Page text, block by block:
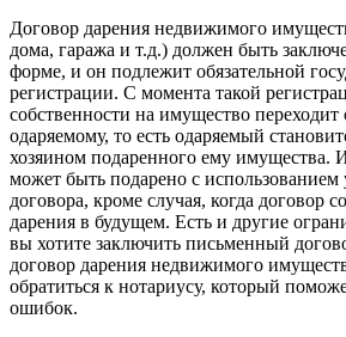
Договор дарения недвижимого
дома, гаража и т.д.) должен быть
форме, и он подлежит обязательной
регистрации. С момента такой
собственности на имущество переходит
одаряемому, то есть одаряемый
хозяином подаренного ему имущества.
может быть подарено с
договора, кроме случая, когда договор
дарения в будущем. Есть и другие
вы хотите заключить письменный
договор дарения недвижимого
обратиться к нотариусу, который
ошибок.